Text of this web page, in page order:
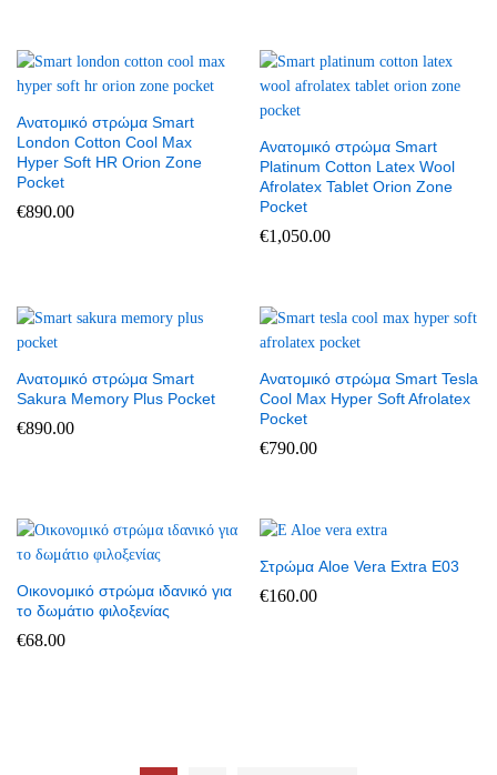
Ανατομικό στρώμα Smart
London Cotton Cool Max
Hyper Soft HR Orion Zone
Pocket
€890.00
Ανατομικό στρώμα Smart
Platinum Cotton Latex Wool
Afrolatex Tablet Orion Zone
Pocket
€1,050.00
Ανατομικό στρώμα Smart
Sakura Memory Plus Pocket
€890.00
Ανατομικό στρώμα Smart Tesla
Cool Max Hyper Soft Afrolatex
Pocket
€790.00
Οικονομικό στρώμα ιδανικό για
το δωμάτιο φιλοξενίας
€68.00
Στρώμα Aloe Vera Extra E03
€160.00